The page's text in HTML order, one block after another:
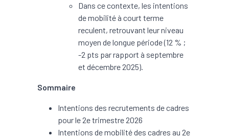
Dans ce contexte, les intentions
de mobilité à court terme
reculent, retrouvant leur niveau
moyen de longue période (12 % ;
-2 pts par rapport à septembre
et décembre 2025).
Sommaire
Intentions des recrutements de cadres
pour le 2e trimestre 2026
Intentions de mobilité des cadres au 2e